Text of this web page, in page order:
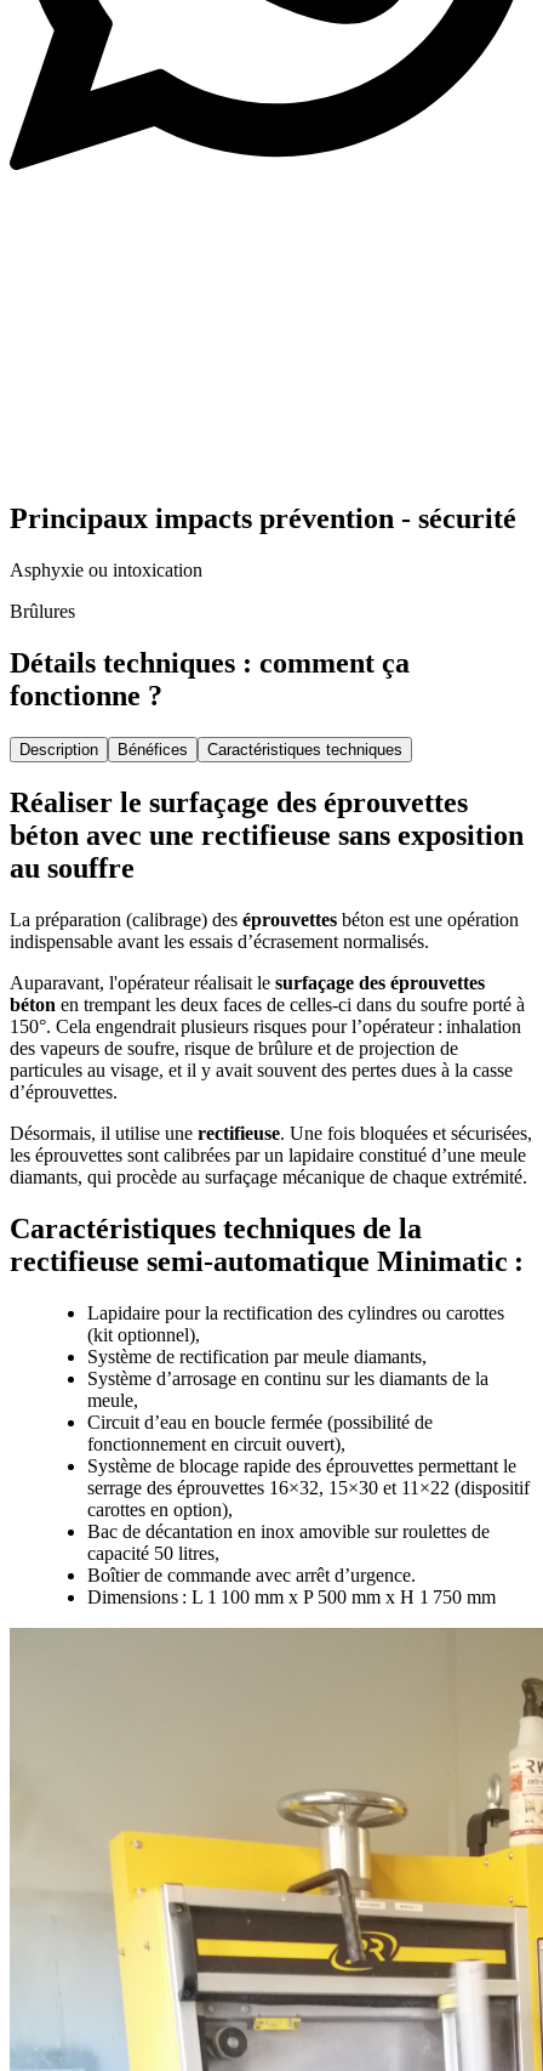
Principaux impacts prévention - sécurité
Asphyxie ou intoxication
Brûlures
Détails techniques : comment ça
fonctionne ?
Description Bénéfices Caractéristiques techniques
Réaliser le surfaçage des éprouvettes
béton avec une rectifieuse sans exposition
au souffre
La préparation (calibrage) des éprouvettes béton est une opération
indispensable avant les essais d’écrasement normalisés.
Auparavant, l'opérateur réalisait le surfaçage des éprouvettes
béton en trempant les deux faces de celles-ci dans du soufre porté à
150°. Cela engendrait plusieurs risques pour l’opérateur : inhalation
des vapeurs de soufre, risque de brûlure et de projection de
particules au visage, et il y avait souvent des pertes dues à la casse
d’éprouvettes.
Désormais, il utilise une rectifieuse. Une fois bloquées et sécurisées,
les éprouvettes sont calibrées par un lapidaire constitué d’une meule
diamants, qui procède au surfaçage mécanique de chaque extrémité.
Caractéristiques techniques de la
rectifieuse semi-automatique Minimatic :
Lapidaire pour la rectification des cylindres ou carottes
(kit optionnel),
Système de rectification par meule diamants,
Système d’arrosage en continu sur les diamants de la
meule,
Circuit d’eau en boucle fermée (possibilité de
fonctionnement en circuit ouvert),
Système de blocage rapide des éprouvettes permettant le
serrage des éprouvettes 16×32, 15×30 et 11×22 (dispositif
carottes en option),
Bac de décantation en inox amovible sur roulettes de
capacité 50 litres,
Boîtier de commande avec arrêt d’urgence.
Dimensions : L 1 100 mm x P 500 mm x H 1 750 mm